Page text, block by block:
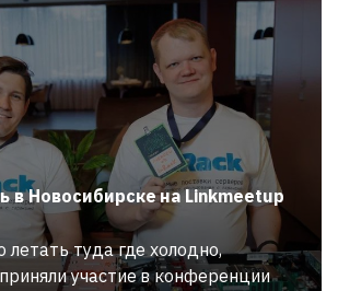
в Новосибирске на Linkmeetup
туда где холодно,
участие в конференции